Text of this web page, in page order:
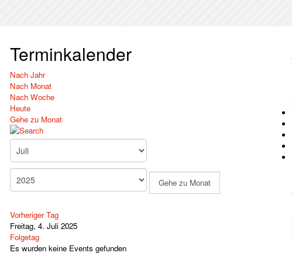
Terminkalender
Nach Jahr
Nach Monat
Nach Woche
Heute
Gehe zu Monat
Gehe zu Monat
Vorheriger Tag
Freitag, 4. Juli 2025
Folgetag
Es wurden keine Events gefunden